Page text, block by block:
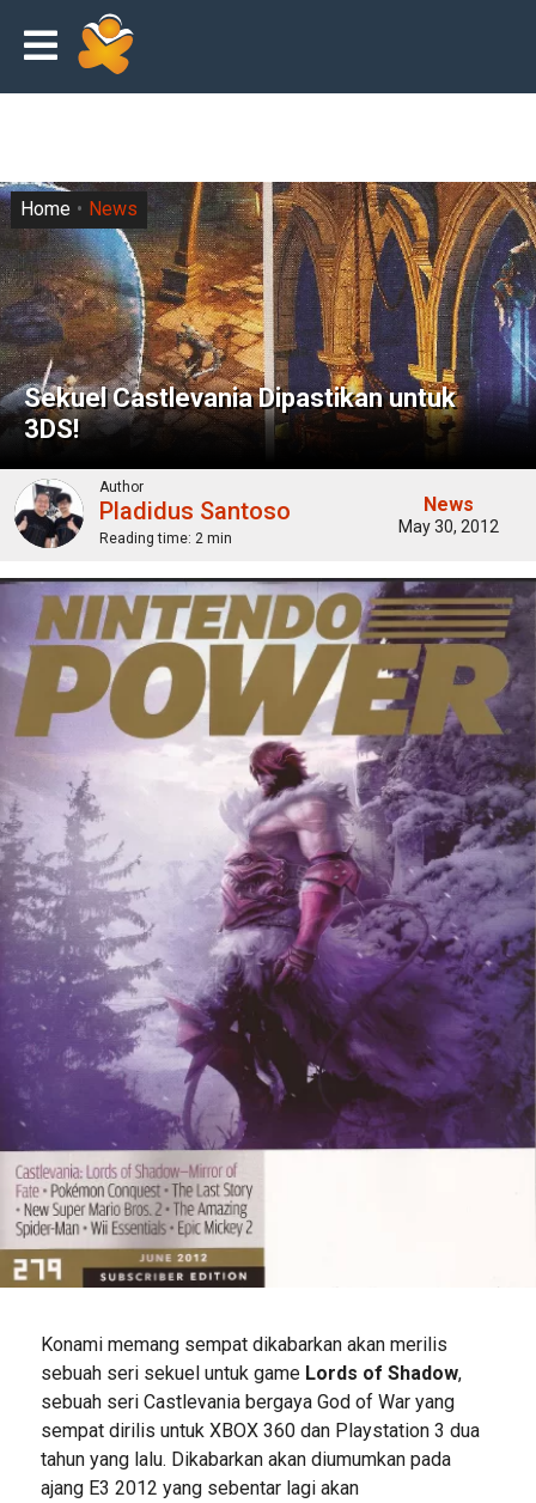
Sekuel Castlevania Dipastikan untuk
3DS!
Home News
Author
Pladidus Santoso
Reading time: 2 min
News
May 30, 2012
Konami memang sempat dikabarkan akan merilis
sebuah seri sekuel untuk game Lords of Shadow,
sebuah seri Castlevania bergaya God of War yang
sempat dirilis untuk XBOX 360 dan Playstation 3 dua
tahun yang lalu. Dikabarkan akan diumumkan pada
ajang E3 2012 yang sebentar lagi akan